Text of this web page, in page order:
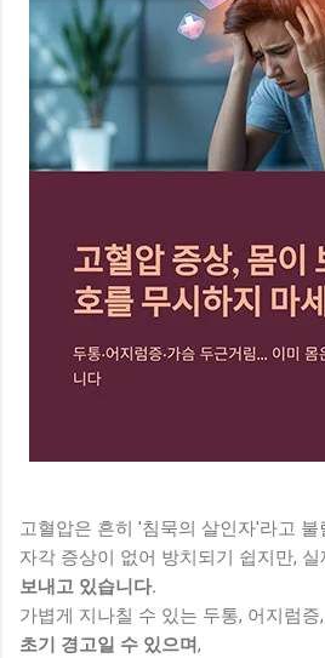
고혈압은 흔히 '침묵의 살인자'라고 불
자각 증상이 없어 방치되기 쉽지만, 실
보내고 있습니다.
가볍게 지나칠 수 있는 두통, 어지럼증
초기 경고일 수 있으며,